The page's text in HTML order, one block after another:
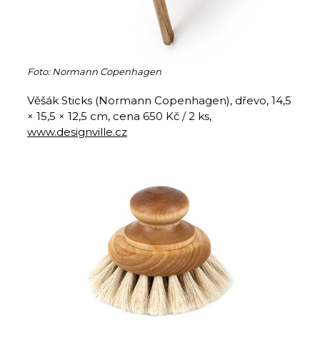
Foto: Normann Copenhagen
Věšák Sticks (Normann Copenhagen), dřevo, 14,5
× 15,5 × 12,5 cm, cena 650 Kč / 2 ks,
www.designville.cz